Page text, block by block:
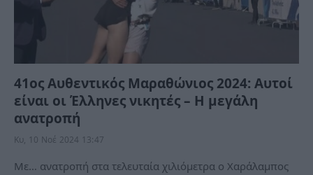
41ος Αυθεντικός Μαραθώνιος 2024: Αυτοί
είναι οι Έλληνες νικητές – Η μεγάλη
ανατροπή
Κυ, 10 Νοέ 2024 13:47
Με… ανατροπή στα τελευταία χιλιόμετρα ο Χαράλαμπος